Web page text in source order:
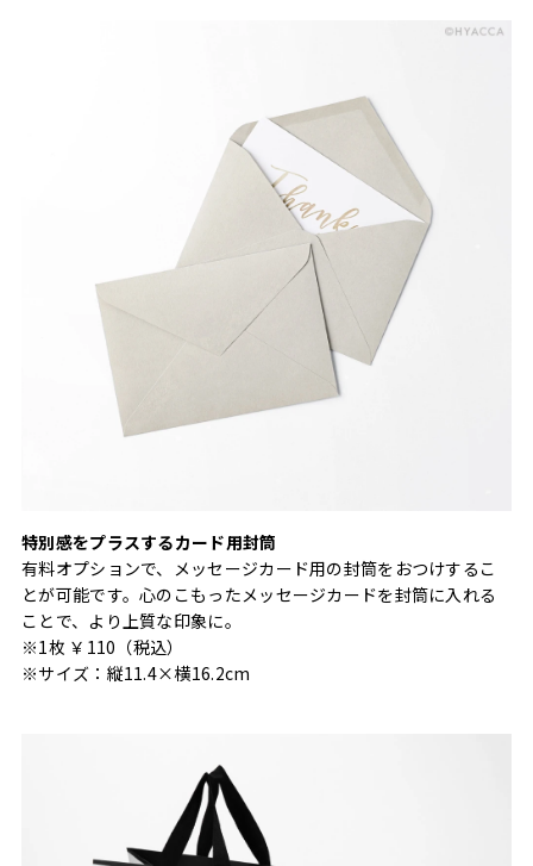
特別感をプラスするカード用封筒
有料オプションで、メッセージカード用の封筒をおつけするこ
とが可能です。心のこもったメッセージカードを封筒に入れる
ことで、より上質な印象に。
※1枚 ￥110（税込）
※サイズ：縦11.4×横16.2cm